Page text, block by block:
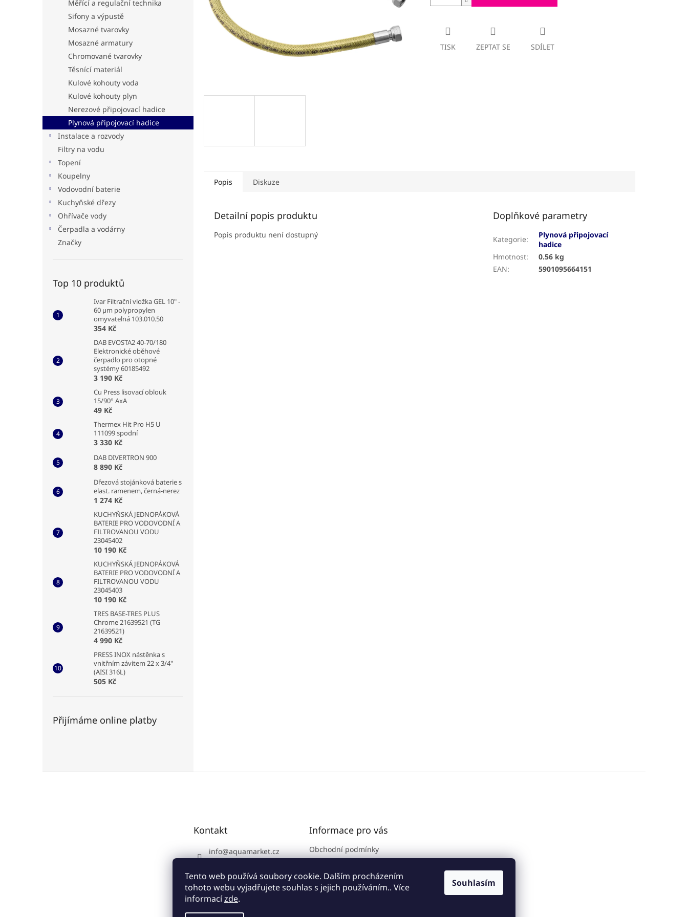
Tento web používá soubory cookie. Dalším procházením
tohoto webu vyjadřujete souhlas s jejich používáním.. Více
informacízde.
Souhlasím
Měřící a regulační technika
Sifony a výpustě
Mosazné tvarovky
Mosazné armatury
Chromované tvarovky
Těsnící materiál
Kulové kohouty voda
Kulové kohouty plyn
Nerezové připojovací hadice
Plynová připojovací hadice
Instalace a rozvody
Filtry na vodu
Topení
Koupelny
Vodovodní baterie
Kuchyňské dřezy
Ohřívače vody
Čerpadla a vodárny
Značky
Top 10 produktů
Ivar Filtrační vložka GEL 10" -
60 µm polypropylen
omyvatelná 103.010.50
354 Kč
DAB EVOSTA2 40-70/180
Elektronické oběhové
čerpadlo pro otopné
systémy 60185492
3 190 Kč
Cu Press lisovací oblouk
15/90° AxA
49 Kč
Thermex Hit Pro H5 U
111099 spodní
3 330 Kč
DAB DIVERTRON 900
8 890 Kč
Dřezová stojánková baterie s
elast. ramenem, černá-nerez
1 274 Kč
KUCHYŇSKÁ JEDNOPÁKOVÁ
BATERIE PRO VODOVODNÍ A
FILTROVANOU VODU
23045402
10 190 Kč
KUCHYŇSKÁ JEDNOPÁKOVÁ
BATERIE PRO VODOVODNÍ A
FILTROVANOU VODU
23045403
10 190 Kč
TRES BASE-TRES PLUS
Chrome 21639521 (TG
21639521)
4 990 Kč
PRESS INOX nástěnka s
vnitřním závitem 22 x 3/4"
(AISI 316L)
505 Kč
Přijímáme online platby
TISK ZEPTAT SE SDÍLET
Popis Diskuze
Detailní popis produktu
Popis produktu není dostupný
Doplňkové parametry
Kategorie:
Plynová připojovací
hadice
Hmotnost:
0.56 kg
EAN: 5901095664151
Kontakt
info@aquamarket.cz
Informace pro vás
Obchodní podmínky
Prodejna
Kontakty